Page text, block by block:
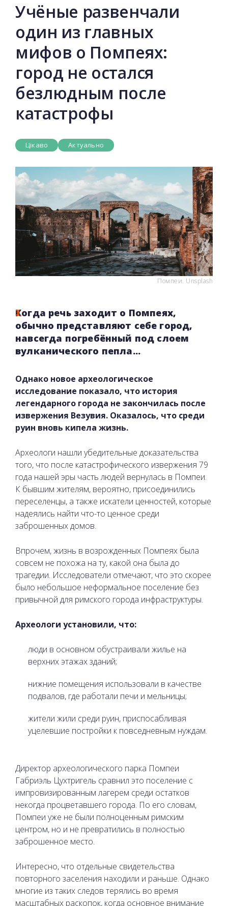
Учёные развенчали
один из главных
мифов о Помпеях:
город не остался
безлюдным после
катастрофы
Цікаво Актуально
Помпеи. Unsplash
Когда речь заходит о Помпеях,
обычно представляют себе город,
навсегда погребённый под слоем
вулканического пепла...
Однако новое археологическое
исследование показало, что история
легендарного города не закончилась после
извержения Везувия. Оказалось, что среди
руин вновь кипела жизнь.
Археологи нашли убедительные доказательства
того, что после катастрофического извержения 79
года нашей эры часть людей вернулась в Помпеи.
К бывшим жителям, вероятно, присоединились
переселенцы, а также искатели ценностей, которые
надеялись найти что-то ценное среди
заброшенных домов.
Впрочем, жизнь в возрожденных Помпеях была
совсем не похожа на ту, какой она была до
трагедии. Исследователи отмечают, что это скорее
было небольшое неформальное поселение без
привычной для римского города инфраструктуры.
Археологи установили, что:
люди в основном обустраивали жилье на
верхних этажах зданий;
нижние помещения использовали в качестве
подвалов, где работали печи и мельницы;
жители жили среди руин, приспосабливая
уцелевшие постройки к повседневным нуждам.
Директор археологического парка Помпеи
Габриэль Цухтригель сравнил это поселение с
импровизированным лагерем среди остатков
некогда процветавшего города. По его словам,
Помпеи уже не были полноценным римским
центром, но и не превратились в полностью
заброшенное место.
Интересно, что отдельные свидетельства
повторного заселения находили и раньше. Однако
многие из таких следов терялись во время
масштабных раскопок, когда основное внимание